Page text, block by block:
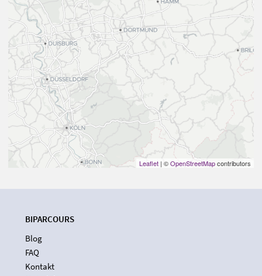
Leaflet | ©OpenStreetMapcontributors
BIPARCOURS
Blog
FAQ
Kontakt